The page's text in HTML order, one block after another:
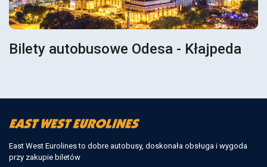
Bilety autobusowe Odesa - Kłajpeda
East West Eurolines to dobre autobusy, doskonała obsługa i wygoda
przy zakupie biletów